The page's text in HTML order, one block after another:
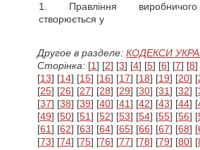
1. Правління
створюється у
Другое в разделе: КОДЕКСИ
Сторінка: [1] [2] [3] [4] [5] [6] [7] [8]
[13] [14] [15] [16] [17] [18] [19] [20] [
[25] [26] [27] [28] [29] [30] [31] [32] [
[37] [38] [39] [40] [41] [42] [43] [44] [
[49] [50] [51] [52] [53] [54] [55] [56] [
[61] [62] [63] [64] [65] [66] [67] [68] [
[73] [74] [75] [76] [77] [78] [79] [80] [